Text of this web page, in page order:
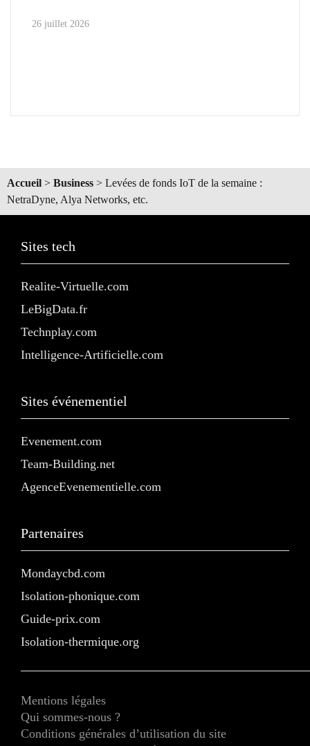
26 juillet 2026
Accueil > Business > Levées de fonds IoT de la semaine :
NetraDyne, Alya Networks, etc.
Sites tech
Realite-Virtuelle.com
LeBigData.fr
Technplay.com
Intelligence-Artificielle.com
Sites événementiel
Evenement.com
Team-Building.net
AgenceEvenementielle.com
Partenaires
Mondaycbd.com
Isolation-phonique.com
Guide-prix.com
Isolation-thermique.org
Mentions légales
Qui sommes-nous ?
Conditions générales d’utilisation du site